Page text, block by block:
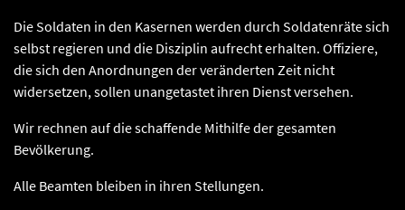
Die Soldaten in den Kasernen werden durch Soldatenräte sich
selbst regieren und die Disziplin aufrecht erhalten. Offiziere,
die sich den Anordnungen der veränderten Zeit nicht
widersetzen, sollen unangetastet ihren Dienst versehen.
Wir rechnen auf die schaffende Mithilfe der gesamten
Bevölkerung.
Alle Beamten bleiben in ihren Stellungen.